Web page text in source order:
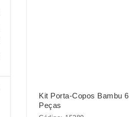
Kit Porta-Copos Bambu 6
Peças